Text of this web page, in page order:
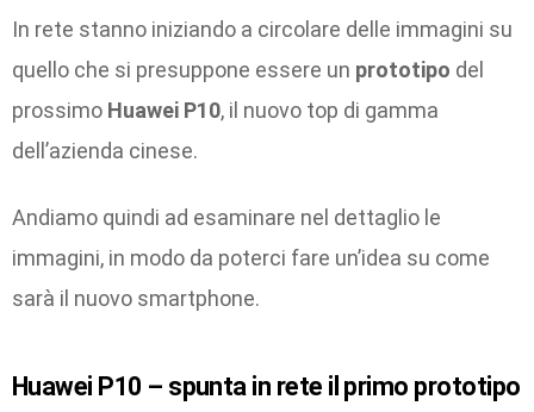
In rete stanno iniziando a circolare delle immagini su
quello che si presuppone essere un prototipo del
prossimo Huawei P10, il nuovo top di gamma
dell’azienda cinese.
Andiamo quindi ad esaminare nel dettaglio le
immagini, in modo da poterci fare un’idea su come
sarà il nuovo smartphone.
Huawei P10 – spunta in rete il primo prototipo